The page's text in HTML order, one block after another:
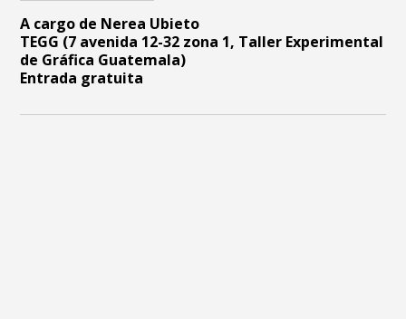
A cargo de Nerea Ubieto
TEGG (7 avenida 12-32 zona 1, Taller Experimental
de Gráfica Guatemala)
Entrada gratuita